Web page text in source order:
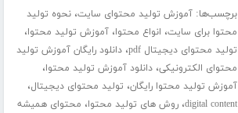
برچسب‌ها:آموزش تولید محتوای سایت،نحوه تولید
محتوا برای سایت، انواع محتوا،آموزش تولید محتوا،
تولید محتوای دیجیتال pdf ،دانلود رایگان آموزش تولید
محتوای الکترونیکی،دانلود آموزش تولید محتوا،
آموزش تولید محتوا رایگان، تولید محتوای دیجیتال،
digital content،روش های تولید محتوا، محتوای همیشه